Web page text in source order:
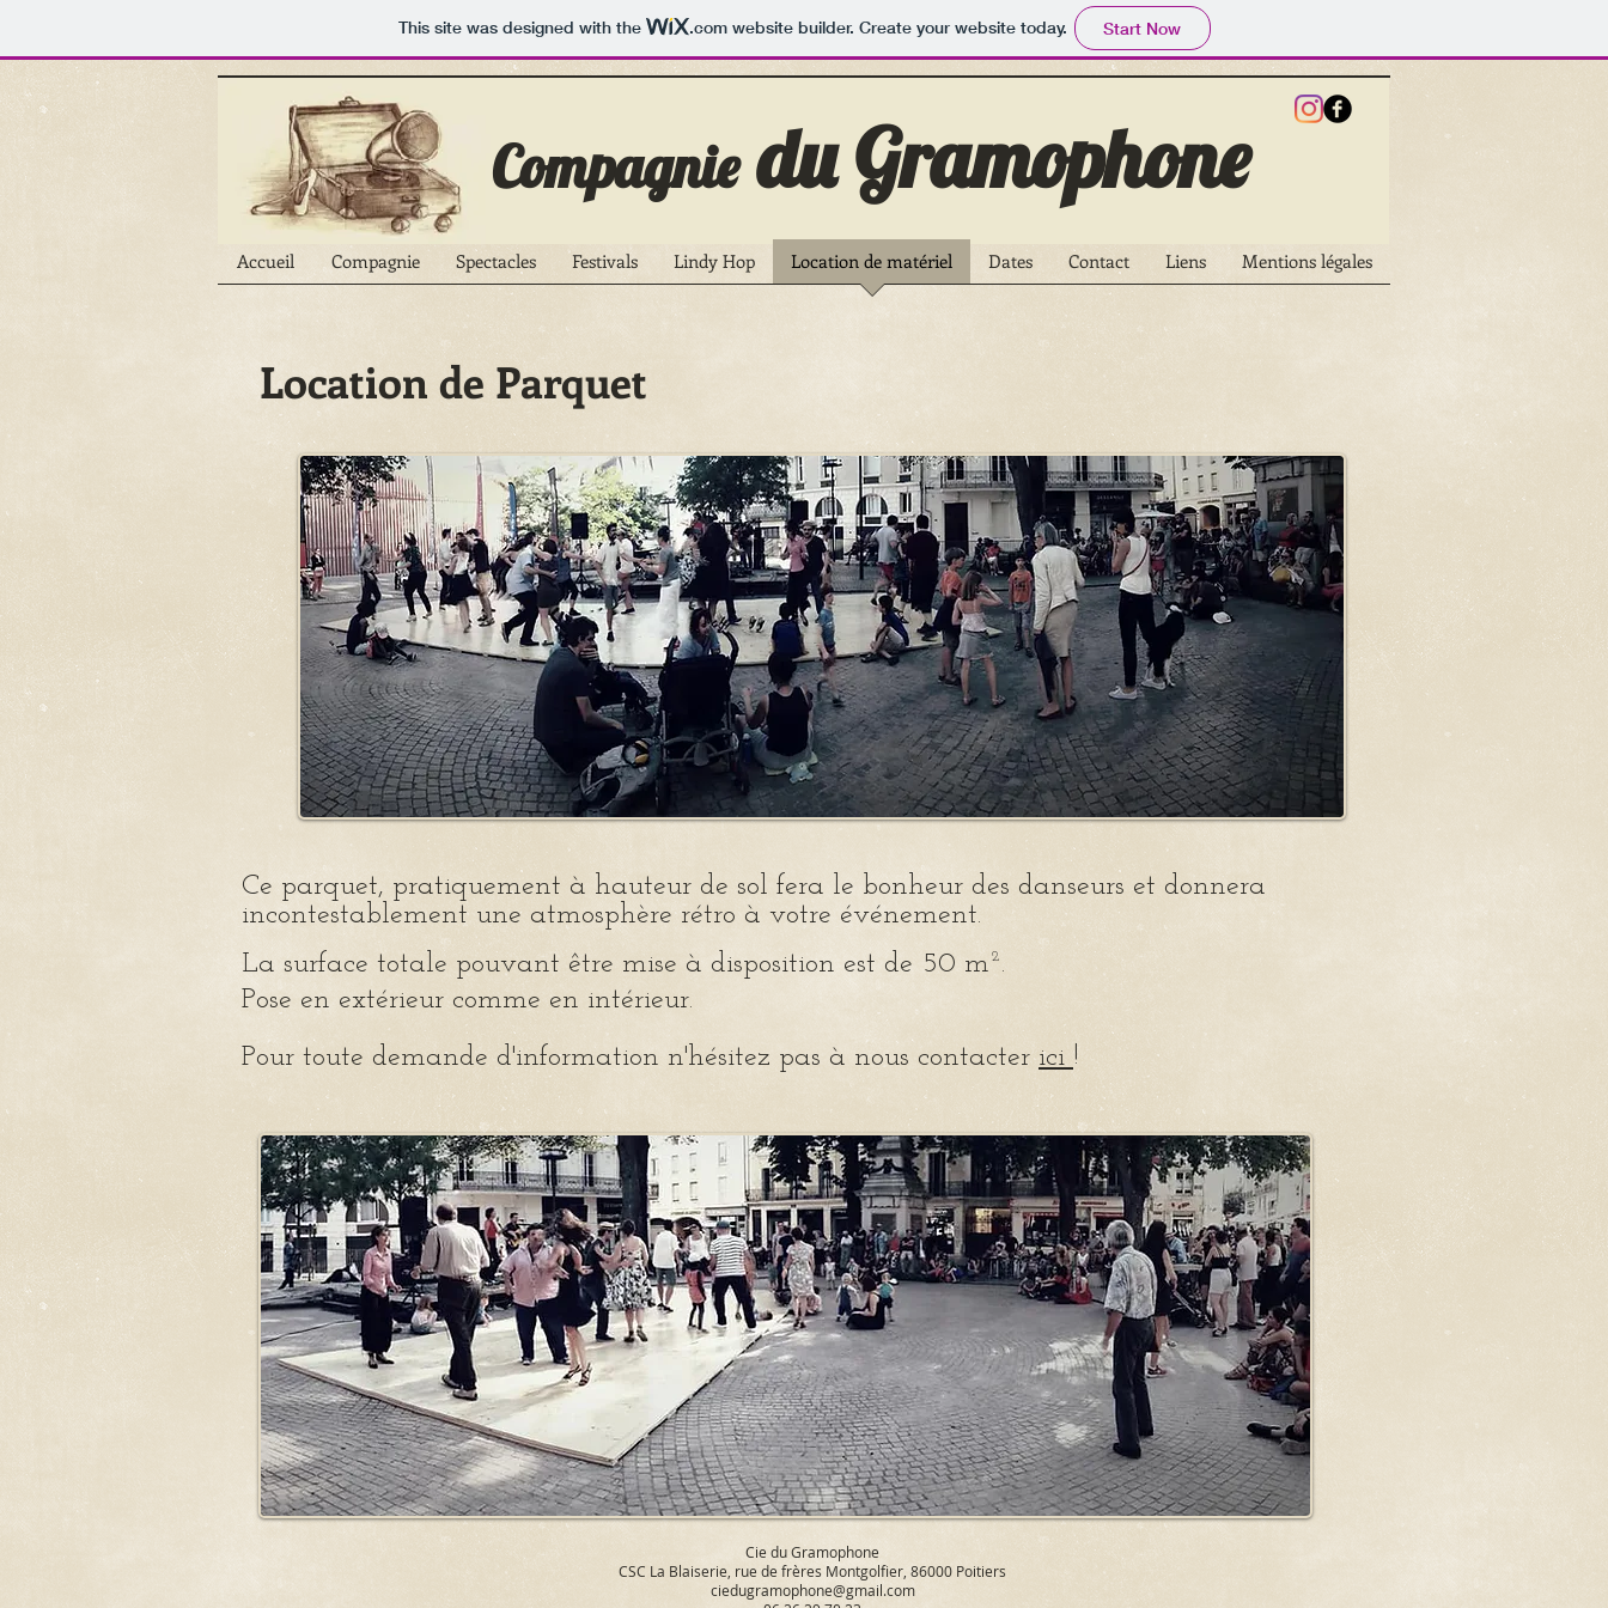
This site was designed with the .comwebsite builder. Create your website today. Start Now
Compagniedu Gramophone
Location de Parquet
Ce parquet, pratiquement à hauteur de sol fera le bonheur des danseurs et donnera
incontestablement une atmosphère rétro à votre événement.
La surface totale pouvant être mise à disposition est de 50 m².
Pose en extérieur comme en intérieur.
Pour toute demande d'information n'hésitez pas à nous contacter ici !
Accueil Compagnie Spectacles Festivals Lindy Hop Location de matériel Dates Contact Liens Mentions légales
Cie du Gramophone
CSC La Blaiserie, rue de frères Montgolfier, 86000 Poitiers
ciedugramophone@gmail.com